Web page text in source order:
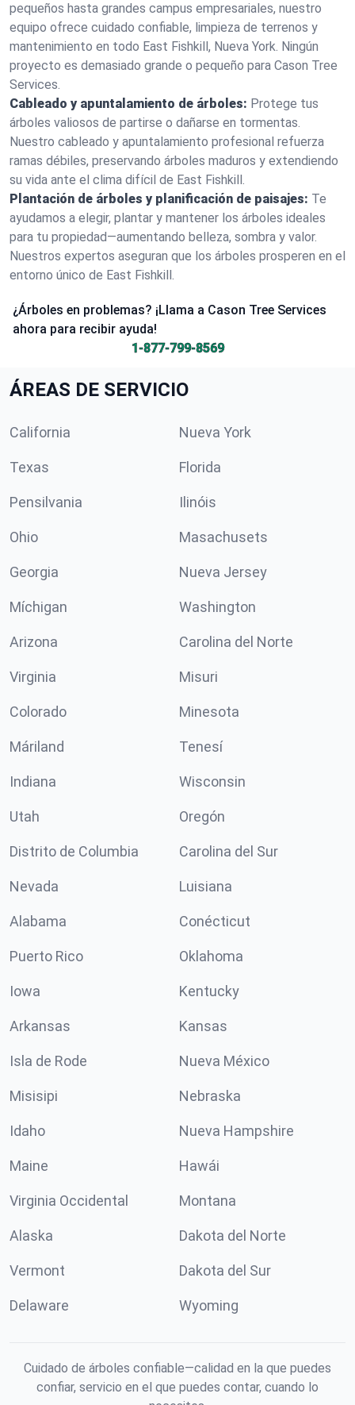
pequeños hasta grandes campus empresariales, nuestro
equipo ofrece cuidado confiable, limpieza de terrenos y
mantenimiento en todo East Fishkill, Nueva York. Ningún
proyecto es demasiado grande o pequeño para Cason Tree
Services.
Cableado y apuntalamiento de árboles: Protege tus
árboles valiosos de partirse o dañarse en tormentas.
Nuestro cableado y apuntalamiento profesional refuerza
ramas débiles, preservando árboles maduros y extendiendo
su vida ante el clima difícil de East Fishkill.
Plantación de árboles y planificación de paisajes: Te
ayudamos a elegir, plantar y mantener los árboles ideales
para tu propiedad—aumentando belleza, sombra y valor.
Nuestros expertos aseguran que los árboles prosperen en el
entorno único de East Fishkill.
¿Árboles en problemas? ¡Llama a Cason Tree Services
ahora para recibir ayuda!
1-877-799-8569
ÁREAS DE SERVICIO
California Nueva York
Texas Florida
Pensilvania Ilinóis
Ohio Masachusets
Georgia Nueva Jersey
Míchigan Washington
Arizona Carolina del Norte
Virginia Misuri
Colorado Minesota
Máriland Tenesí
Indiana Wisconsin
Utah Oregón
Distrito de Columbia Carolina del Sur
Nevada Luisiana
Alabama Conécticut
Puerto Rico Oklahoma
Iowa Kentucky
Arkansas Kansas
Isla de Rode Nueva México
Misisipi Nebraska
Idaho Nueva Hampshire
Maine Hawái
Virginia Occidental Montana
Alaska Dakota del Norte
Vermont Dakota del Sur
Delaware Wyoming
Cuidado de árboles confiable—calidad en la que puedes
confiar, servicio en el que puedes contar, cuando lo